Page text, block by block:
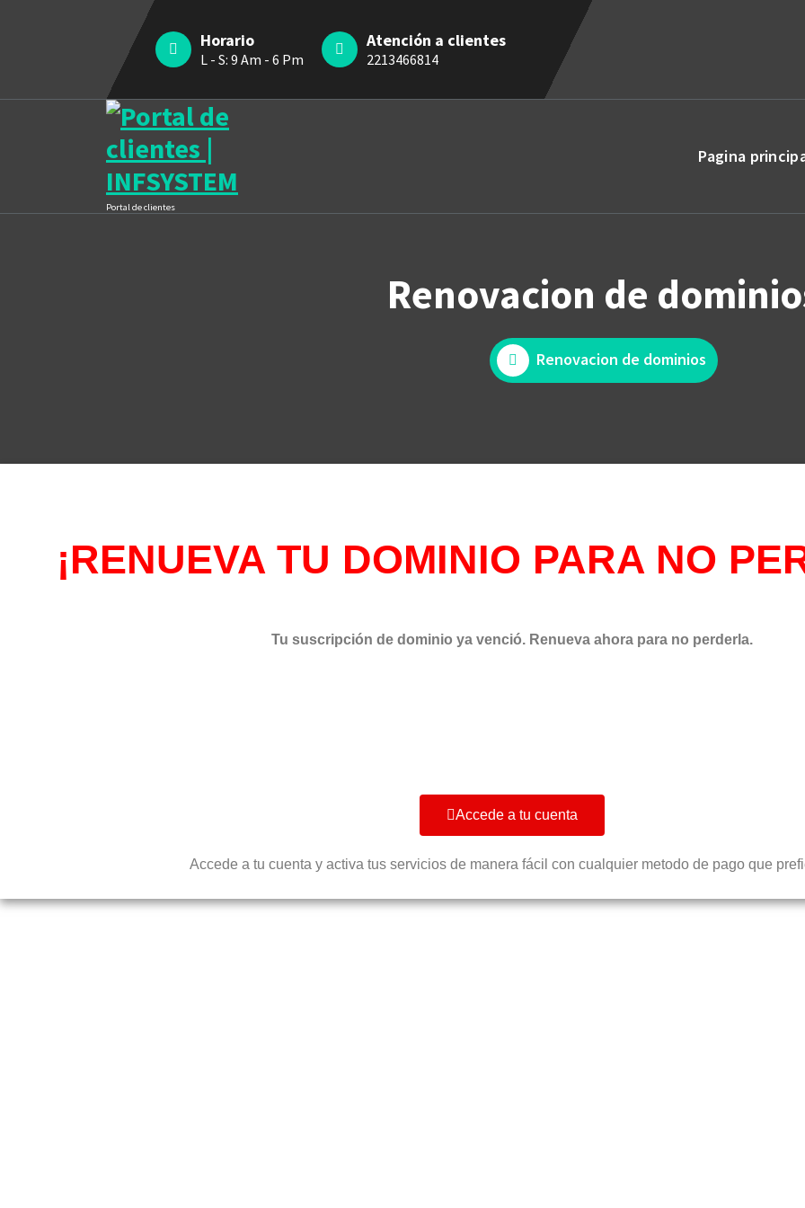
Horario
L - S: 9 Am - 6 Pm
Atención a clientes
2213466814
Portal de clientes
Pagina
Renovacion de
Renovacion de dominios
¡RENUEVA TU DOMINIO PARA NO
Tu suscripción de dominio ya venció. Renueva ahora para no perderla.
Accede a tu cuenta
Accede a tu cuenta y activa tus servicios de manera fácil con cualquier metodo de pago que